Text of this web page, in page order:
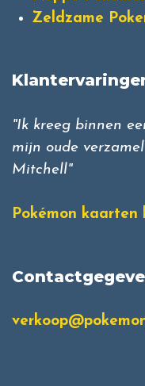
Zeldzame
"Ik kreeg binnen
mijn oude
Mitchell"
Pokémon kaarten